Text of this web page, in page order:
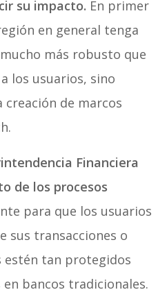
su impacto. En primer
en general tenga
más robusto que
los usuarios, sino
de marcos
Financiera
de los procesos
para que los usuarios
sus transacciones o
tan protegidos
bancos tradicionales.